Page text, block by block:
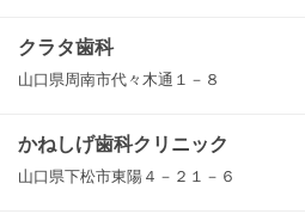
クラタ歯科
山口県周南市代々木通１－８
かねしげ歯科クリニック
山口県下松市東陽４－２１－６